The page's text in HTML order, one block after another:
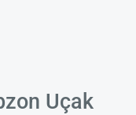
Uçak